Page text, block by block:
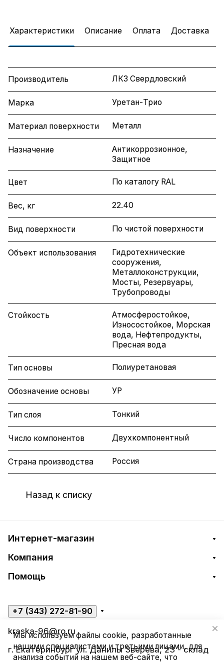
Характеристики Описание Оплата Доставка
Производитель ЛКЗ Свердловский
Марка Уретан-Трио
Материал поверхности Металл
Назначение
Антикоррозионное,
Защитное
Цвет По каталогу RAL
Вес, кг 22.40
Вид поверхности По чистой поверхности
Объект использования
Гидротехнические
сооружения,
Металлоконструкции,
Мосты, Резервуары,
Трубопроводы
Стойкость
Атмосферостойкое,
Износостойкое, Морская
вода, Нефтепродукты,
Пресная вода
Тип основы Полиуретановая
Обозначение основы УР
Тип слоя Тонкий
Число компонентов Двухкомпонентный
Страна производства Россия
Назад к списку
Интернет-магазин
Компания
Помощь
+7 (343) 272-81-90
kraska-96@ro.ru
г. Екатеринбург ул. Данилы Зверева, 23 - склад
Мы используем файлы cookie, разработанные
нашими специалистами и третьими лицами, для
анализа событий на нашем веб-сайте, что